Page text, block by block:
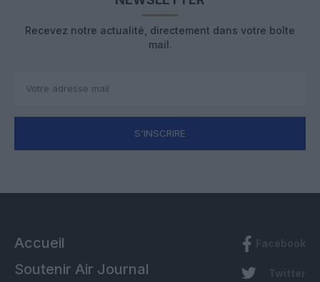
Recevez notre actualité, directement dans votre boîte
mail.
S'INSCRIRE
Accueil
Soutenir Air Journal